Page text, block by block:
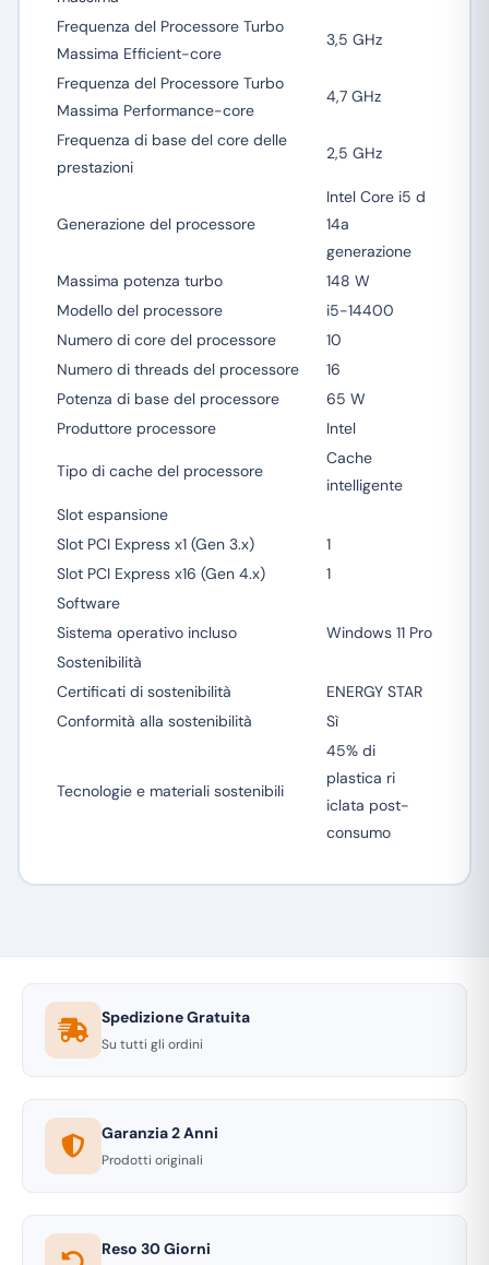
Frequenza del Processore Turbo
Massima Efficient-core
3,5 GHz
Frequenza del Processore Turbo
Massima Performance-core
4,7 GHz
Frequenza di base del core delle
prestazioni
2,5 GHz
Generazione del processore
Intel Core i5 d
14a
generazione
Massima potenza turbo
148 W
Modello del processore
i5-14400
Numero di core del processore
10
Numero di threads del processore
16
Potenza di base del processore
65 W
Produttore processore
Intel
Tipo di cache del processore
Cache
intelligente
Slot espansione
Slot PCI Express x1 (Gen 3.x)
1
Slot PCI Express x16 (Gen 4.x)
1
Software
Sistema operativo incluso
Windows 11 Pro
Sostenibilità
Certificati di sostenibilità
ENERGY STAR
Conformità alla sostenibilità
Sì
Tecnologie e materiali sostenibili
45% di
plastica ri
iclata post-
consumo
Spedizione Gratuita
Su tutti gli ordini
Garanzia 2 Anni
Prodotti originali
Reso 30 Giorni